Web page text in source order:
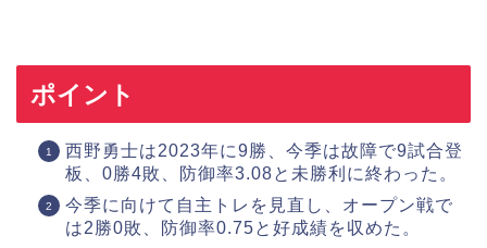
ポイント
西野勇士は2023年に9勝、今季は故障で9試合登
板、0勝4敗、防御率3.08と未勝利に終わった。
今季に向けて自主トレを見直し、オープン戦で
は2勝0敗、防御率0.75と好成績を収めた。